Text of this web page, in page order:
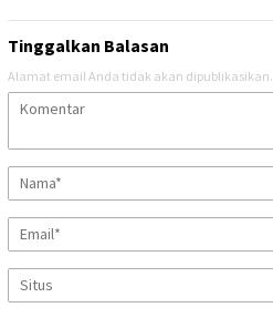
Tinggalkan Balasan
Alamat email Anda tidak akan dipublikasikan.